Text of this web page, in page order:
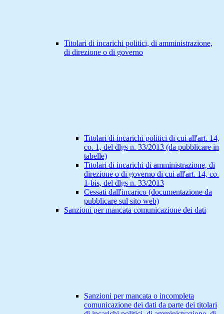
Titolari di incarichi politici, di amministrazione,
di direzione o di governo
Titolari di incarichi politici di cui all'art. 14,
co. 1, del dlgs n. 33/2013 (da pubblicare in
tabelle)
Titolari di incarichi di amministrazione, di
direzione o di governo di cui all'art. 14, co.
1-bis, del dlgs n. 33/2013
Cessati dall'incarico (documentazione da
pubblicare sul sito web)
Sanzioni per mancata comunicazione dei dati
Sanzioni per mancata o incompleta
comunicazione dei dati da parte dei titolari